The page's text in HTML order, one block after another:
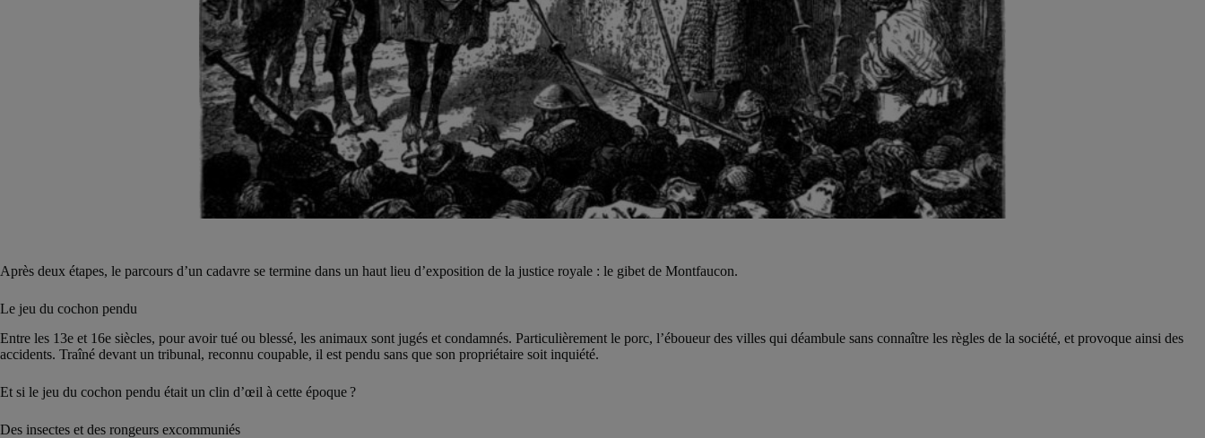
Après deux étapes, le parcours d’un cadavre se termine dans un haut lieu d’exposition de la justice royale : le gibet de Montfaucon.
Le jeu du cochon pendu
Entre les 13e et 16e siècles, pour avoir tué ou blessé, les animaux sont jugés et condamnés. Particulièrement le porc, l’éboueur des villes qui déambule sans connaître les règles de la société, et provoque ainsi des
accidents. Traîné devant un tribunal, reconnu coupable, il est pendu sans que son propriétaire soit inquiété.
Et si le jeu du cochon pendu était un clin d’œil à cette époque ?
Des insectes et des rongeurs excommuniés